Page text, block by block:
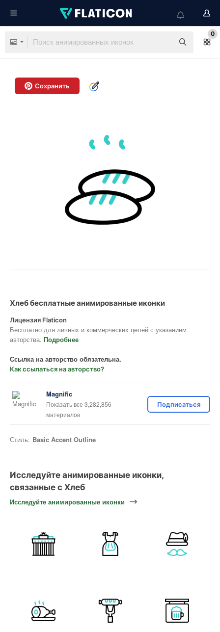
0
Сохранить
Хлеб бесплатные анимированные иконки
Лицензия Flaticon
Бесплатно для личных и коммерческих целей с указанием
авторства. Подробнее
Ссылка на авторство обязательна.
Как ссылаться на авторство?
Magnific
Показать все 3,282,856
материалов
Подписаться
Стиль: Basic Accent Outline
Исследуйте анимированные иконки,
связанные с Хлеб
Исследуйте анимированные иконки